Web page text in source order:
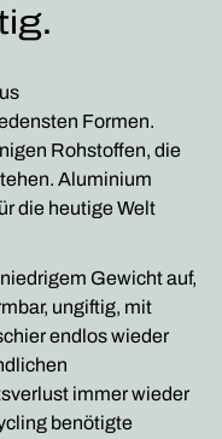
Formen.
Rohstoffen, die
Aluminium
die heutige Welt
Gewicht auf,
ungiftig, mit
endlos wieder
immer wieder
benötigte